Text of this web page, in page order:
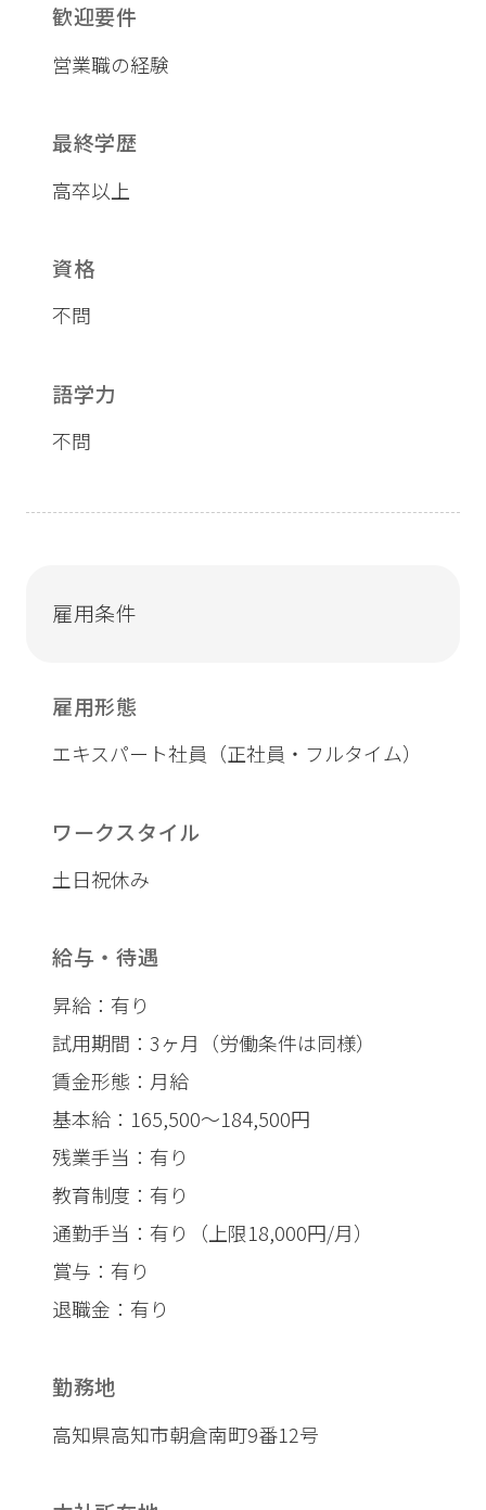
歓迎要件
営業職の経験
最終学歴
高卒以上
資格
不問
語学力
不問
雇用条件
雇用形態
エキスパート社員（正社員・フルタイム）
ワークスタイル
土日祝休み
給与・待遇
昇給：有り
試用期間：3ヶ月（労働条件は同様）
賃金形態：月給
基本給：165,500〜184,500円
残業手当：有り
教育制度：有り
通勤手当：有り（上限18,000円/月）
賞与：有り
退職金：有り
勤務地
高知県高知市朝倉南町9番12号